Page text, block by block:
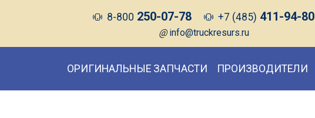
8-800 250-07-78 +7 (485) 411-94-80
@ info@truckresurs.ru
ОРИГИНАЛЬНЫЕ ЗАПЧАСТИ ПРОИЗВОДИТЕЛИ